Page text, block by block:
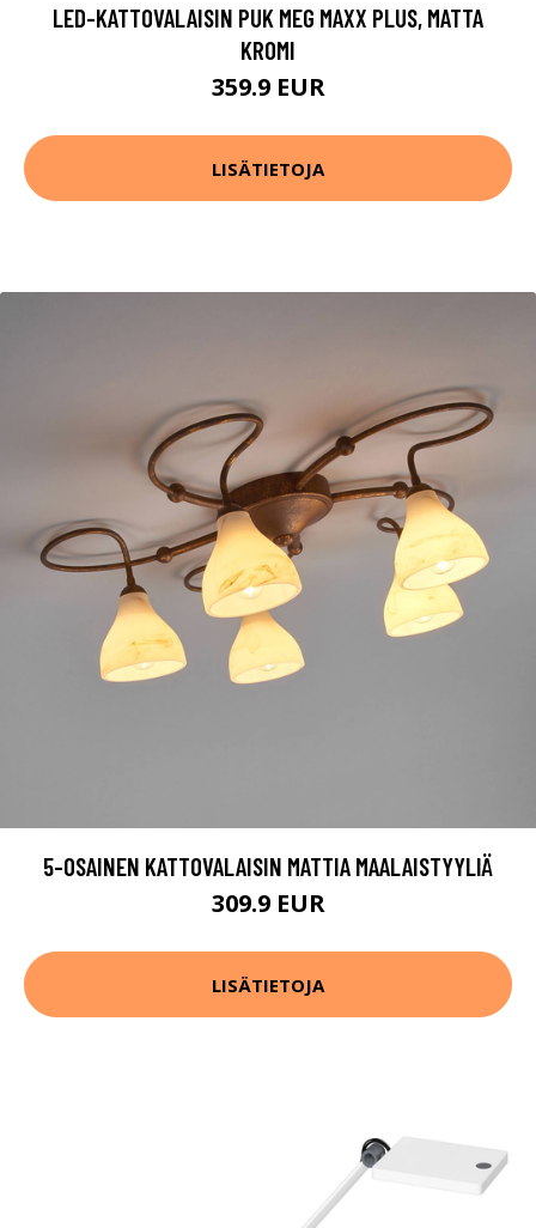
LED-KATTOVALAISIN PUK MEG MAXX PLUS, MATTA
KROMI
359.9 EUR
LISÄTIETOJA
5-OSAINEN KATTOVALAISIN MATTIA MAALAISTYYLIÄ
309.9 EUR
LISÄTIETOJA